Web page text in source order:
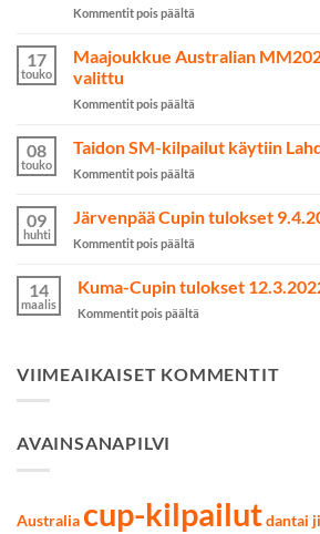
Kommentit pois päältä
kuin
nainen
kamppailulajeissa
17
touko
Maajoukkue Australian
valittu
Kommentit pois päältä
Australian
MM2023-
valittu
08
touko
Taidon SM-kilpailut käytiin
Kommentit pois päältä
SM-
kilpailut
7.5.2022
09
huhti
Järvenpää Cupin tulokset
Kommentit pois päältä
Cupin
tulokset
9.4.2022
14
maalis
Kuma-Cupin tulokset
Kommentit pois päältä
tulokset
VIIMEAIKAISET KOMMENTIT
AVAINSANAPILVI
Australia cup-kilpailutdantai